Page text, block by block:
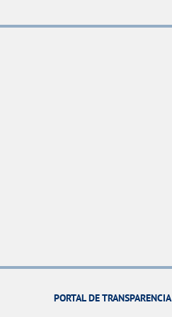
PORTAL DE TRANSPARENCIA